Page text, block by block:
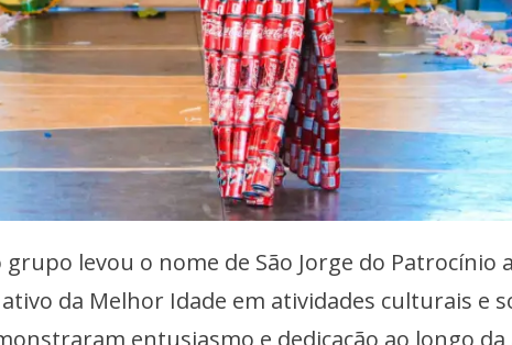
levou o nome de São Jorge do Patrocínio
da Melhor Idade em atividades culturais e